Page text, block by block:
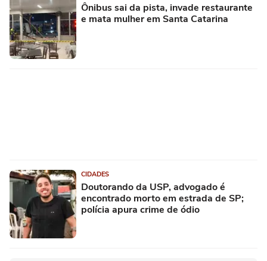
Ônibus sai da pista, invade restaurante
e mata mulher em Santa Catarina
CIDADES
Doutorando da USP, advogado é
encontrado morto em estrada de SP;
polícia apura crime de ódio